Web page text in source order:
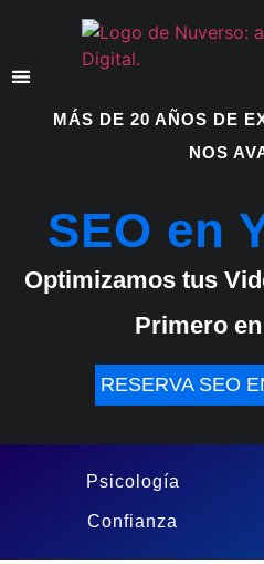
MÁS DE 20 AÑOS DE
NOS
SEO en
Optimizamos tus
Primero
RESERVA SEO
Psicología
Confianza